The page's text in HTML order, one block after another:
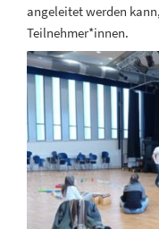
angeleitet werden
Teilnehmer*innen.